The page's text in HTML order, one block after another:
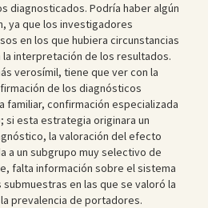
diagnosticados. Podría haber algún
ya que los investigadores
en los que hubiera circunstancias
interpretación de los resultados.
verosímil, tiene que ver con la
de los diagnósticos
familiar, confirmación especializada
si esta estrategia originara un
la valoración del efecto
a un subgrupo muy selectivo de
falta información sobre el sistema
en las que se valoró la
prevalencia de portadores.